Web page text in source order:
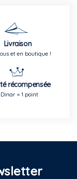
Livraison
et en boutique !
récompensée
Dinar = 1 point